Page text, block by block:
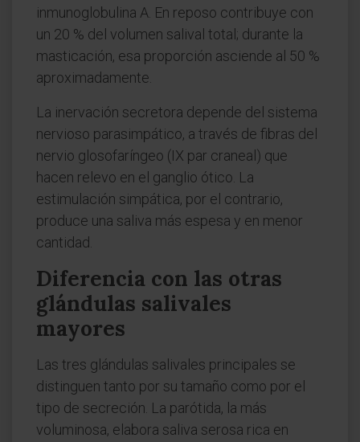
inmunoglobulina A. En reposo contribuye con
un 20 % del volumen salival total; durante la
masticación, esa proporción asciende al 50 %
aproximadamente.
La inervación secretora depende del sistema
nervioso parasimpático, a través de fibras del
nervio glosofaríngeo (IX par craneal) que
hacen relevo en el ganglio ótico. La
estimulación simpática, por el contrario,
produce una saliva más espesa y en menor
cantidad.
Diferencia con las otras
glándulas salivales
mayores
Las tres glándulas salivales principales se
distinguen tanto por su tamaño como por el
tipo de secreción. La parótida, la más
voluminosa, elabora saliva serosa rica en